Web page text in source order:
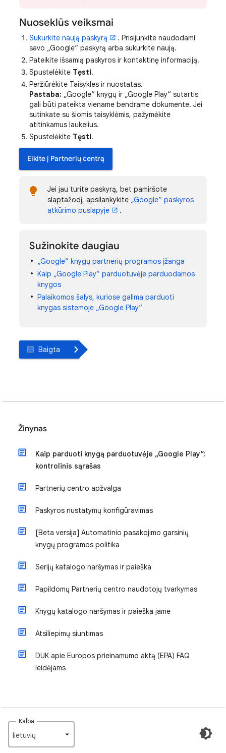
Nuoseklūs veiksmai
Sukurkite naują paskyrą
. Prisijunkite naudodami
savo „Google“ paskyrą arba sukurkite naują.
Pateikite išsamią paskyros ir kontaktinę informaciją.
Spustelėkite Tęsti.
Peržiūrėkite Taisykles ir nuostatas.
Pastaba: „Google“ knygų ir „Google Play“ sutartis
gali būti pateikta viename bendrame dokumente. Jei
sutinkate su šiomis taisyklėmis, pažymėkite
atitinkamus laukelius.
Spustelėkite Tęsti.
Eikite į Partnerių centrą
Jei jau turite paskyrą, bet pamiršote
slaptažodį, apsilankykite „Google“ paskyros
atkūrimo puslapyje
.
Sužinokite daugiau
„Google“ knygų partnerių programos įžanga
Kaip „Google Play“ parduotuvėje parduodamos
knygos
Palaikomos šalys, kuriose galima parduoti
knygas sistemoje „Google Play“
Baigta
Žinynas
Kaip parduoti knygą parduotuvėje „Google Play“:
kontrolinis sąrašas
Partnerių centro apžvalga
Paskyros nustatymų konfigūravimas
[Beta versija] Automatinio pasakojimo garsinių
knygų programos politika
Serijų katalogo naršymas ir paieška
Papildomų Partnerių centro naudotojų tvarkymas
Knygų katalogo naršymas ir paieška jame
Atsiliepimų siuntimas
DUK apie Europos prieinamumo aktą (EPA) FAQ
leidėjams
Kalba
lietuvių‎